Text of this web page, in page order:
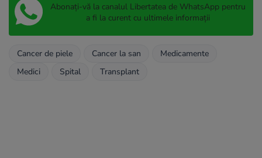
Abonați-vă la canalul Libertatea de WhatsApp pentru
a fi la curent cu ultimele informații
Cancer de piele Cancer la san
Medicamente
Medici
Spital Transplant